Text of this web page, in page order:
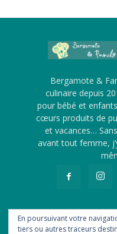
Bergamote &
culinaire depuis
pour bébé et
cœurs produits de
et vacances…
avant tout femme,
En poursuivant votre
tiers ou autres traceurs